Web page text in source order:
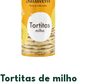
Tortitas de milho